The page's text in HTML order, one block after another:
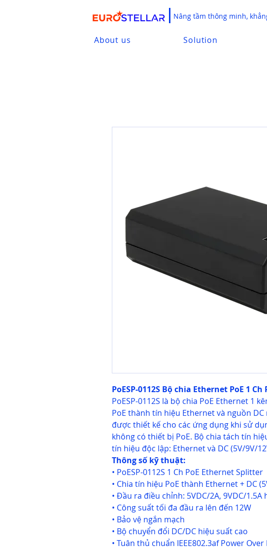
Nâng tầm thông minh,
About us Solution
PoESP-0112S Bộ chia Ethernet PoE 1
PoESP-0112S là bộ chia PoE Ethernet 1
PoE thành tín hiệu Ethernet và nguồn
được thiết kế cho các ứng dụng khi sử
không có thiết bị PoE. Bộ chia tách tín
tín hiệu độc lập: Ethernet và DC (5V/9V/
Thông số kỹ thuật:
• PoESP-0112S 1 Ch PoE Ethernet Splitter
• Chia tín hiệu PoE thành Ethernet + DC
• Đầu ra điều chỉnh: 5VDC/2A, 9VDC/1.5A
• Công suất tối đa đầu ra lên đến 12W
• Bảo vệ ngắn mạch
• Bộ chuyển đổi DC/DC hiệu suất cao
• Tuân thủ chuẩn IEEE802.3af Power